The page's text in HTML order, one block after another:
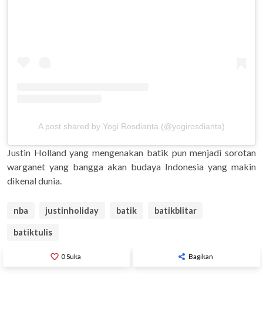
A post shared by Yogi Rosdianta (@yogirosdianta)
Justin Holland yang mengenakan batik pun menjadi sorotan
warganet yang bangga akan budaya Indonesia yang makin
dikenal dunia.
nba justinholiday batik batikblitar
batiktulis
favorite_border 0Suka Bagikan